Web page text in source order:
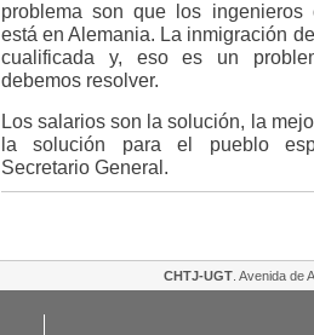
problema son que los ingenieros
está en Alemania. La inmigración
cualificada y, eso es un
debemos resolver.
Los salarios son la solución, la
la solución para el pueblo
Secretario General.
CHTJ-UGT. Avenida de